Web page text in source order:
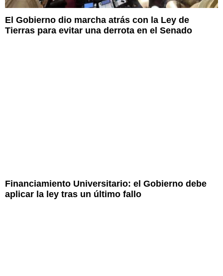
El Gobierno dio marcha atrás con la Ley de
Tierras para evitar una derrota en el Senado
Financiamiento Universitario: el Gobierno debe
aplicar la ley tras un último fallo